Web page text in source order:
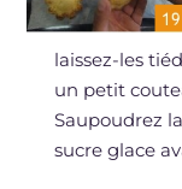
laissez-les
un petit
Saupoudrez
sucre glace